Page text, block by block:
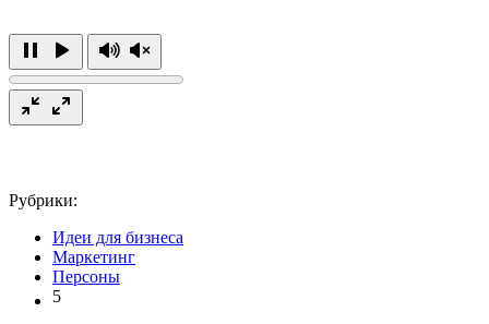
Рубрики:
Идеи для бизнеса
Маркетинг
Персоны
5